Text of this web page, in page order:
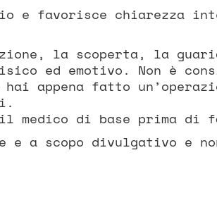
e favorisce chiarezza
la scoperta, la
ed emotivo. Non è
appena fatto
medico di base prima di
e a scopo divulgativo e